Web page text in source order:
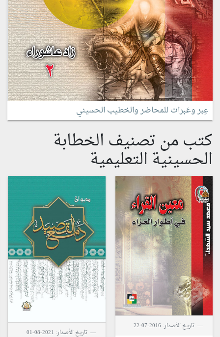
عِبر وعَبرات للمحاضر والخطيب الحسيني
كتب من تصنيف الخطابة
الحسينية التعليمية
تاريخ الأصدار: 2016-07-22
تاريخ الأصدار: 2021-08-01